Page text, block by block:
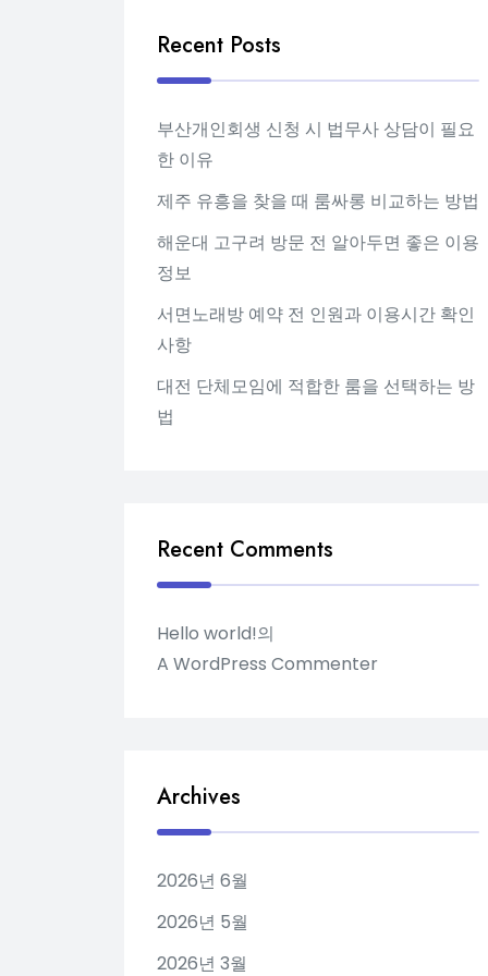
Recent Posts
부산개인회생 신청 시 법무사 상담이 필요
한 이유
제주 유흥을 찾을 때 룸싸롱 비교하는 방법
해운대 고구려 방문 전 알아두면 좋은 이용
정보
서면노래방 예약 전 인원과 이용시간 확인
사항
대전 단체모임에 적합한 룸을 선택하는 방
법
Recent Comments
Hello world!의
A WordPress Commenter
Archives
2026년 6월
2026년 5월
2026년 3월